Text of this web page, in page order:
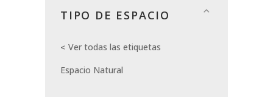
TIPO DE ESPACIO
Ver todas las etiquetas
Espacio Natural